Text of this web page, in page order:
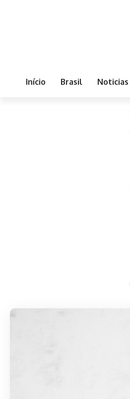
Início Brasil Noticias